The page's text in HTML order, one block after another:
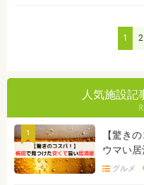
1 2
人気施設記
1
【驚き
ウマい
グルメ